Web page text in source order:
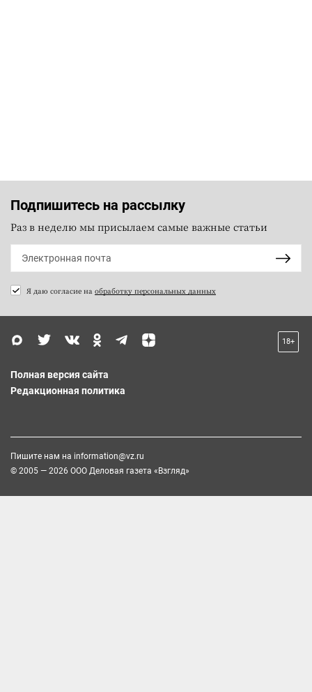
Подпишитесь на рассылку
Раз в неделю мы присылаем самые важные статьи
Я даю согласие на обработку персональных данных
18+
Полная версия сайта
Редакционная политика
Пишите нам на information@vz.ru
© 2005 — 2026 ООО Деловая газета «Взгляд»